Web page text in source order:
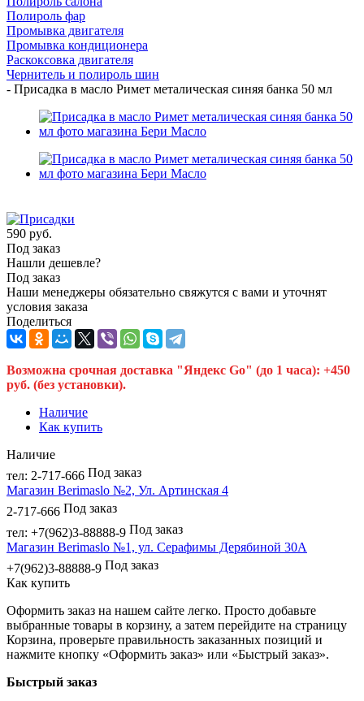
Полироль фар
Промывка двигателя
Промывка кондиционера
Раскоксовка двигателя
Чернитель и полироль шин
- Присадка в масло Римет металическая синяя банка 50 мл
590 руб.
Под заказ
Нашли дешевле?
Под заказ
Наши менеджеры обязательно свяжутся с вами и уточнят
условия заказа
Поделиться
Возможна срочная доставка "Яндекс Go" (до 1 часа): +450
руб. (без установки).
Наличие
Как купить
Наличие
тел: 2-717-666 Под заказ
Магазин Berimaslo №2, Ул. Артинская 4
2-717-666 Под заказ
тел: +7(962)3-88888-9 Под заказ
Магазин Berimaslo №1, ул. Серафимы Дерябиной 30А
+7(962)3-88888-9 Под заказ
Как купить
Оформить заказ на нашем сайте легко. Просто добавьте
выбранные товары в корзину, а затем перейдите на страницу
Корзина, проверьте правильность заказанных позиций и
нажмите кнопку «Оформить заказ» или «Быстрый заказ».
Быстрый заказ